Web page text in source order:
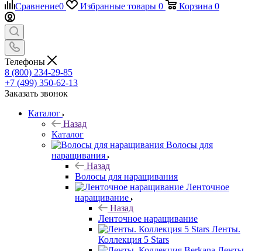
Сравнение0 Избранные товары 0 Корзина 0
Телефоны
8 (800) 234-29-85
+7 (499) 350-62-13
Заказать звонок
Каталог
Назад
Каталог
Волосы для
наращивания
Назад
Волосы для наращивания
Ленточное
наращивание
Назад
Ленточное наращивание
Ленты.
Коллекция 5 Stars